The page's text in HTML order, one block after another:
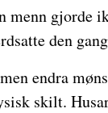
menn gjorde
den
endra
skilt.